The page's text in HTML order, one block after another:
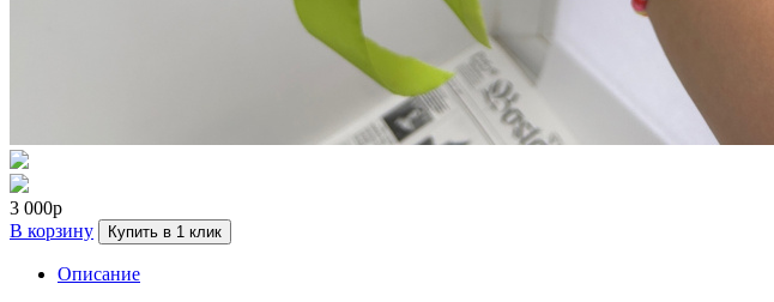
3 000р
В корзину
Купить в 1 клик
Описание